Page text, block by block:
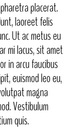
placerat.
laoreet felis
Ut ac metus eu
mi lacus, sit amet
in arcu faucibus
euismod leo eu,
magna
Vestibulum
quis.